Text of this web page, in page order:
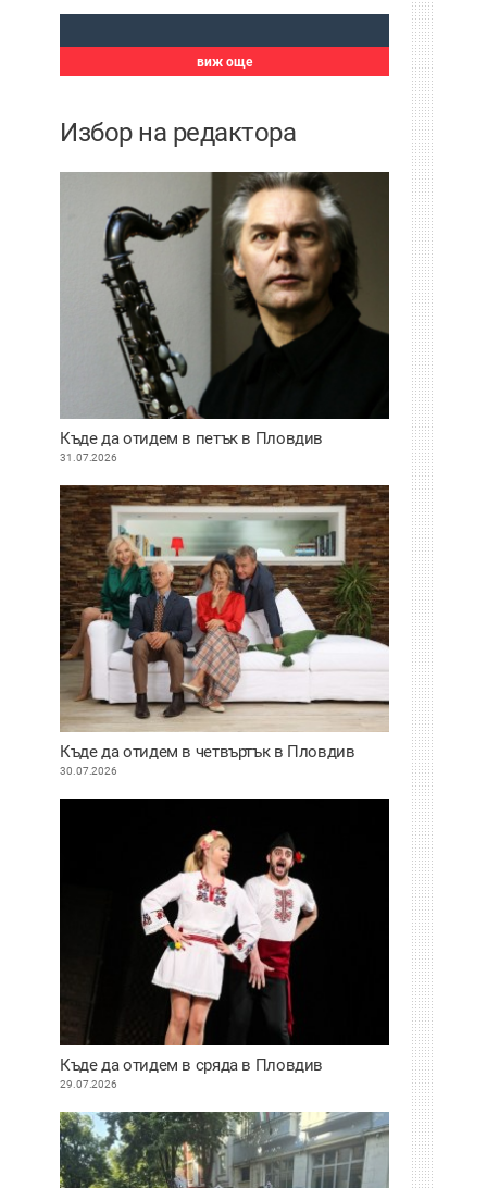
виж още
Избор на редактора
Къде да отидем в петък в Пловдив
31.07.2026
Къде да отидем в четвъртък в Пловдив
30.07.2026
Къде да отидем в сряда в Пловдив
29.07.2026